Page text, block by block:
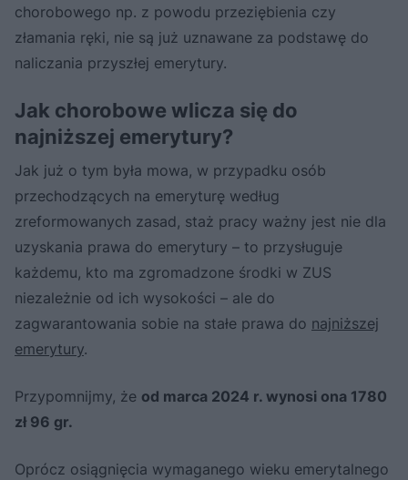
chorobowego np. z powodu przeziębienia czy
złamania ręki, nie są już uznawane za podstawę do
naliczania przyszłej emerytury.
Jak chorobowe wlicza się do
najniższej emerytury?
Jak już o tym była mowa, w przypadku osób
przechodzących na emeryturę według
zreformowanych zasad, staż pracy ważny jest nie dla
uzyskania prawa do emerytury – to przysługuje
każdemu, kto ma zgromadzone środki w ZUS
niezależnie od ich wysokości – ale do
zagwarantowania sobie na stałe prawa do najniższej
emerytury.
Przypomnijmy, że od marca 2024 r. wynosi ona 1780
zł 96 gr.
Oprócz osiągnięcia wymaganego wieku emerytalnego